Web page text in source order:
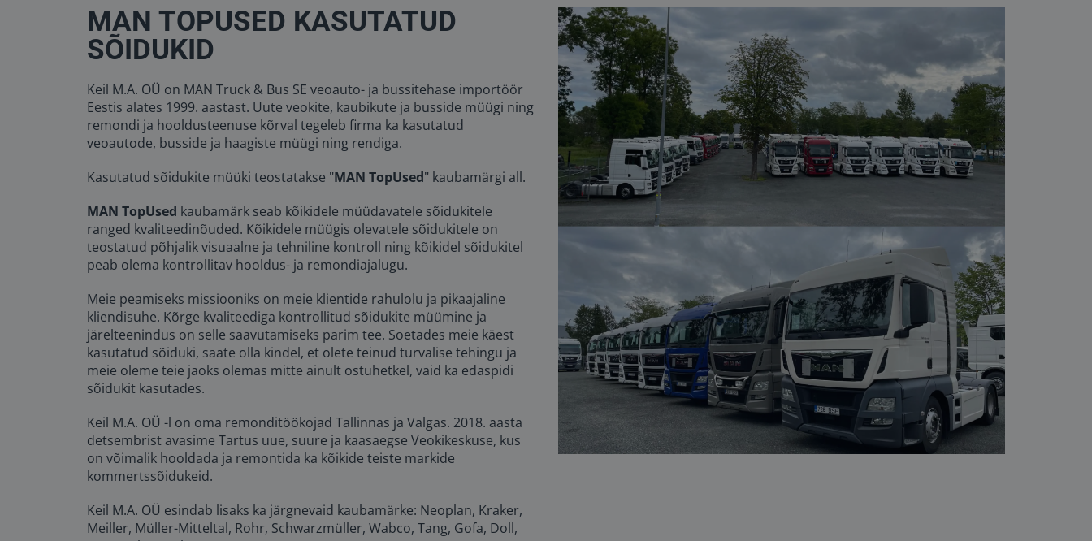
MAN TOPUSED KASUTATUD
SÕIDUKID
Keil M.A. OÜ on MAN Truck & Bus SE veoauto- ja bussitehase importöör
Eestis alates 1999. aastast. Uute veokite, kaubikute ja busside müügi ning
remondi ja hooldusteenuse kõrval tegeleb firma ka kasutatud
veoautode, busside ja haagiste müügi ning rendiga.
Kasutatud sõidukite müüki teostatakse "MAN TopUsed" kaubamärgi all.
MAN TopUsed kaubamärk seab kõikidele müüdavatele sõidukitele
ranged kvaliteedinõuded. Kõikidele müügis olevatele sõidukitele on
teostatud põhjalik visuaalne ja tehniline kontroll ning kõikidel sõidukitel
peab olema kontrollitav hooldus- ja remondiajalugu.
Meie peamiseks missiooniks on meie klientide rahulolu ja pikaajaline
kliendisuhe. Kõrge kvaliteediga kontrollitud sõidukite müümine ja
järelteenindus on selle saavutamiseks parim tee. Soetades meie käest
kasutatud sõiduki, saate olla kindel, et olete teinud turvalise tehingu ja
meie oleme teie jaoks olemas mitte ainult ostuhetkel, vaid ka edaspidi
sõidukit kasutades.
Keil M.A. OÜ -l on oma remonditöökojad Tallinnas ja Valgas. 2018. aasta
detsembrist avasime Tartus uue, suure ja kaasaegse Veokikeskuse, kus
on võimalik hooldada ja remontida ka kõikide teiste markide
kommertssõidukeid.
Keil M.A. OÜ esindab lisaks ka järgnevaid kaubamärke: Neoplan, Kraker,
Meiller, Müller-Mitteltal, Rohr, Schwarzmüller, Wabco, Tang, Gofa, Doll,